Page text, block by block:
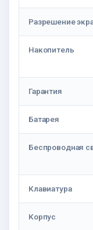
Разрешение
Накопитель
Гарантия
Батарея
Беспроводная
Клавиатура
Корпус